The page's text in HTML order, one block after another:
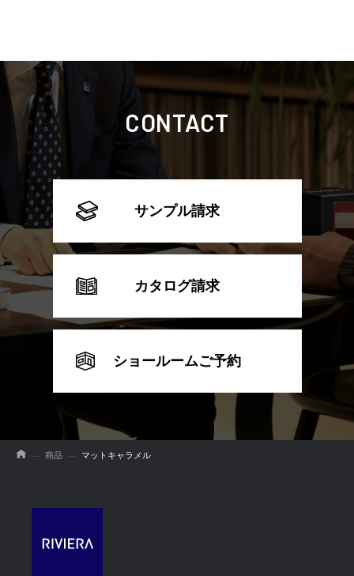
CONTACT
サンプル請求
カタログ請求
ショールームご予約
商品 マットキャラメル